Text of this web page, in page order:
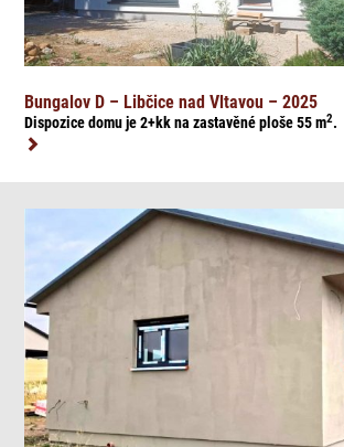
Bungalov D – Libčice nad Vltavou – 2025
Dispozice domu je 2+kk na zastavěné ploše 55m2.